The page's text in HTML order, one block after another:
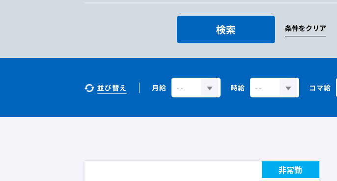
検索 条件をクリア
並び替え 月給 時給 コマ給
非常勤